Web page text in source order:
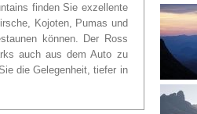
finden Sie exzellente
Kojoten, Pumas und
können. Der Ross
auch aus dem Auto zu
die Gelegenheit, tiefer in